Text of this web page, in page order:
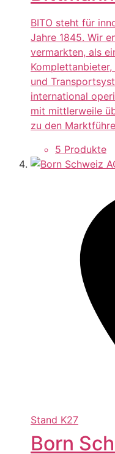
BITO steht für
Jahre 1845. Wir
vermarkten, als
und
international
mit mittlerweile
zu den
5 Produkte
Stand K27
Born